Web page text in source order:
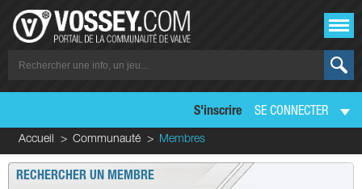
S'inscrire SE CONNECTER
Accueil Communauté Membres
RECHERCHER UN MEMBRE